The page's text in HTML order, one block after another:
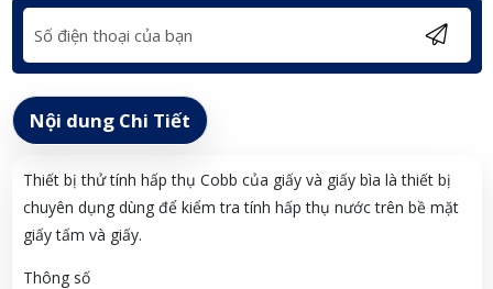
Nội dung Chi Tiết
Thiết bị thử tính hấp thụ Cobb của giấy và giấy bìa là thiết bị
chuyên dụng dùng để kiểm tra tính hấp thụ nước trên bề mặt
giấy tấm và giấy.
Thông số